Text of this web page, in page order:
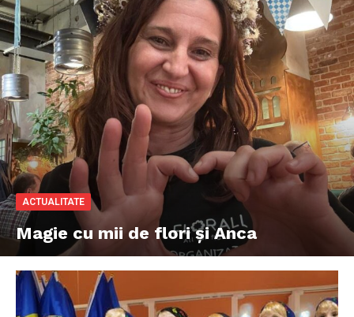
ACTUALITATE
Magie cu mii de flori și Anca